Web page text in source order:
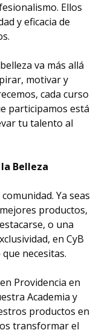
Ellos
y eficacia de
va más allá
motivar y
cada curso
participamos está
tu talento al
Belleza
Ya seas
productos,
o una
en CyB
necesitas.
Providencia en
Academia y
productos en
transformar el